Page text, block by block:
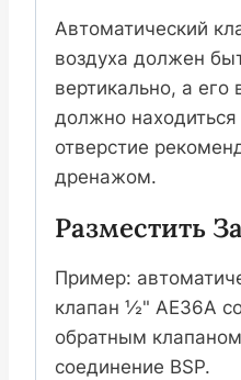
Автоматический
воздуха должен
вертикально, а его
должно
отверстие
дренажом.
Разместить
Пример:
клапан ½" AE36A
обратным
соединение BSP.